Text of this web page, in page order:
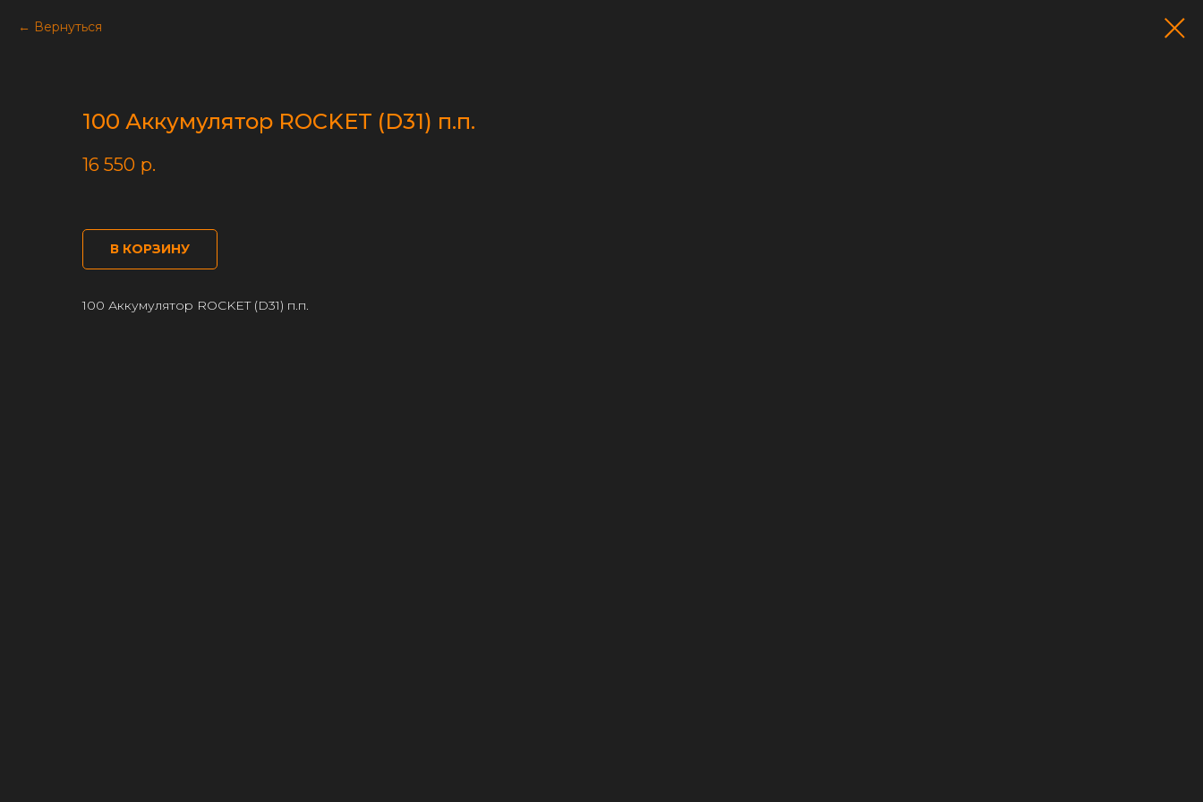
Вернуться
100 Аккумулятор ROCKET (D31) п.п.
16 550 р.
В КОРЗИНУ
100 Аккумулятор ROCKET (D31) п.п.